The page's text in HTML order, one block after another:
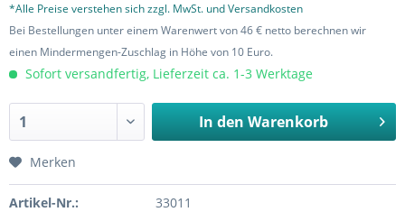
*Alle Preise verstehen sich zzgl. MwSt. und Versandkosten
Bei Bestellungen unter einem Warenwert von 46 € netto berechnen wir
einen Mindermengen-Zuschlag in Höhe von 10 Euro.
Sofort versandfertig, Lieferzeit ca. 1-3 Werktage
In den Warenkorb
Merken
Artikel-Nr.: 33011